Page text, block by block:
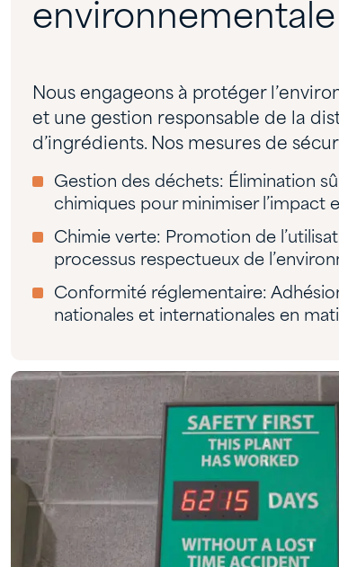
environnementale
Nous engageons à protéger
et une gestion responsable de la
d’ingrédients. Nos mesures de
Gestion des déchets: Élimination
chimiques pour minimiser l’impact
Chimie verte: Promotion de
processus respectueux de
Conformité réglementaire:
nationales et internationales en